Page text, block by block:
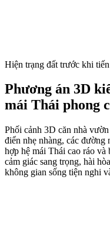
Hiện trạng đất trước khi
Phương án 3D
mái Thái phong
Phối cảnh 3D căn nhà
điển nhẹ nhàng, các
hợp hệ mái Thái cao ráo và
cảm giác sang trọng, hài
không gian sống tiện nghi